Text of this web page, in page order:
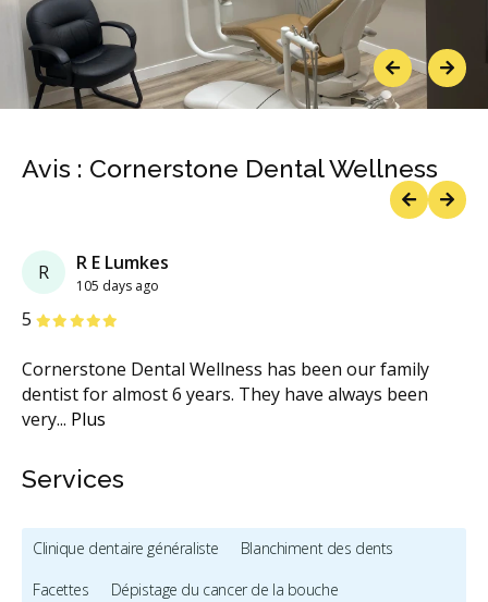
PreviousNext
Avis : Cornerstone Dental Wellness
R R E Lumkes
105 days ago
5 étoiles
Cornerstone Dental Wellness has been our family
dentist for almost 6 years. They have always been
very... Plus
étoiles
étoiles
étoiles
étoiles
Services
Clinique dentaire généraliste
Blanchiment des dents
Facettes
Dépistage du cancer de la bouche